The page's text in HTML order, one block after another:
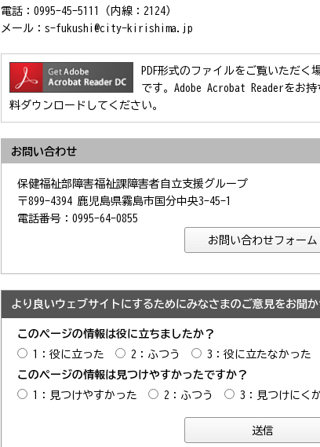
電話： 0995-45-5111
（内線：2124）
メール：s-fukushi@city-kirishima.jp
PDF形式のファイルをご覧いただく
です。Adobe Acrobat Readerをお
料ダウンロードしてください。
お問い合わせ
保健福祉部障害福祉課障害者自立支援グループ
〒899-4394 鹿児島県霧島市国分中央3-45-1
電話番号：0995-64-0855
より良いウェブサイトにするためにみなさまのご意見をお聞
このページの情報は役に立ちましたか？
1：役に立った
2：ふつう
3：役に立たなかった
このページの情報は見つけやすかったですか？
1：見つけやすかった
2：ふつう 3：見つけにく